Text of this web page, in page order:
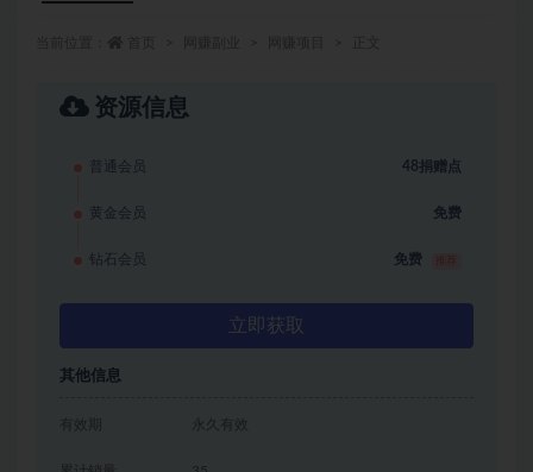
资源信息
普通会员 48捐赠点
黄金会员 免费
钻石会员 免费
立即获取
其他信息
有效期 永久有效